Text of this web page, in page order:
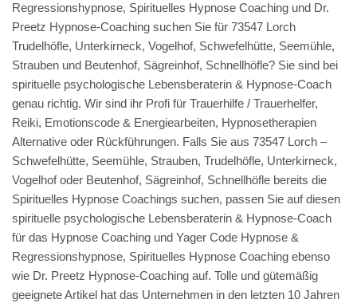
Regressionshypnose, Spirituelles Hypnose Coaching und Dr.
Preetz Hypnose-Coaching suchen Sie für 73547 Lorch
Trudelhöfle, Unterkirneck, Vogelhof, Schwefelhütte, Seemühle,
Strauben und Beutenhof, Sägreinhof, Schnellhöfle? Sie sind bei
spirituelle psychologische Lebensberaterin & Hypnose-Coach
genau richtig. Wir sind ihr Profi für Trauerhilfe / Trauerhelfer,
Reiki, Emotionscode & Energiearbeiten, Hypnosetherapien
Alternative oder Rückführungen. Falls Sie aus 73547 Lorch –
Schwefelhütte, Seemühle, Strauben, Trudelhöfle, Unterkirneck,
Vogelhof oder Beutenhof, Sägreinhof, Schnellhöfle bereits die
Spirituelles Hypnose Coachings suchen, passen Sie auf diesen
spirituelle psychologische Lebensberaterin & Hypnose-Coach
für das Hypnose Coaching und Yager Code Hypnose &
Regressionshypnose, Spirituelles Hypnose Coaching ebenso
wie Dr. Preetz Hypnose-Coaching auf. Tolle und gütemäßig
geeignete Artikel hat das Unternehmen in den letzten 10 Jahren